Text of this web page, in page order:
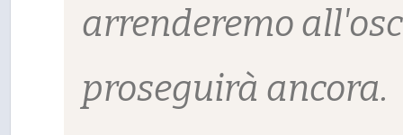
arrenderemo
proseguirà ancora.